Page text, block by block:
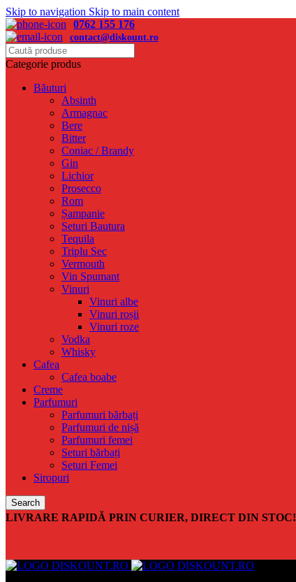
Skip to navigation Skip to main content
0762 155 176
contact@diskount.ro
Categorie produs
Băuturi
Absinth
Armagnac
Bere
Bitter
Coniac / Brandy
Gin
Lichior
Prosecco
Rom
Șampanie
Seturi Bautura
Tequila
Triplu Sec
Vermouth
Vin Spumant
Vinuri
Vinuri albe
Vinuri roșii
Vinuri roze
Vodka
Whisky
Cafea
Cafea boabe
Creme
Parfumuri
Parfumuri bărbați
Parfumuri de nișă
Parfumuri femei
Seturi bărbați
Seturi Femei
Siropuri
Search
LIVRARE RAPIDĂ PRIN CURIER, DIRECT DIN STOC!